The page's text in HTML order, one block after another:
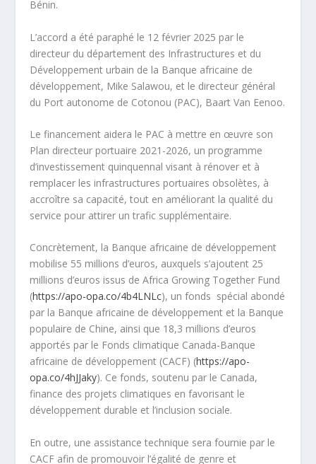
Bénin.
L’accord a été paraphé le 12 février 2025 par le
directeur du département des Infrastructures et du
Développement urbain de la Banque africaine de
développement, Mike Salawou, et le directeur général
du Port autonome de Cotonou (PAC), Baart Van Eenoo.
Le financement aidera le PAC à mettre en œuvre son
Plan directeur portuaire 2021-2026, un programme
d’investissement quinquennal visant à rénover et à
remplacer les infrastructures portuaires obsolètes, à
accroître sa capacité, tout en améliorant la qualité du
service pour attirer un trafic supplémentaire.
Concrètement, la Banque africaine de développement
mobilise 55 millions d’euros, auxquels s’ajoutent 25
millions d’euros issus de Africa Growing Together Fund
(https://apo-opa.co/4b4LNLc), un fonds spécial abondé
par la Banque africaine de développement et la Banque
populaire de Chine, ainsi que 18,3 millions d’euros
apportés par le Fonds climatique Canada-Banque
africaine de développement (CACF) (https://apo-
opa.co/4hJJaky). Ce fonds, soutenu par le Canada,
finance des projets climatiques en favorisant le
développement durable et l’inclusion sociale.
En outre, une assistance technique sera fournie par le
CACF afin de promouvoir l’égalité de genre et